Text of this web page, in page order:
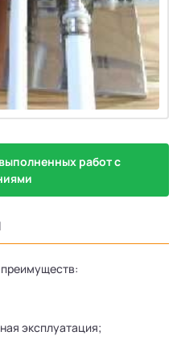
работ с
эксплуатация;